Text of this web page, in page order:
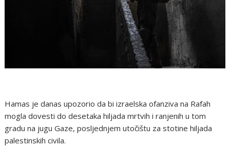
Hamas je danas upozorio da bi izraelska ofanziva na Rafah
mogla dovesti do desetaka hiljada mrtvih i ranjenih u tom
gradu na jugu Gaze, posljednjem utočištu za stotine hiljada
palestinskih civila.